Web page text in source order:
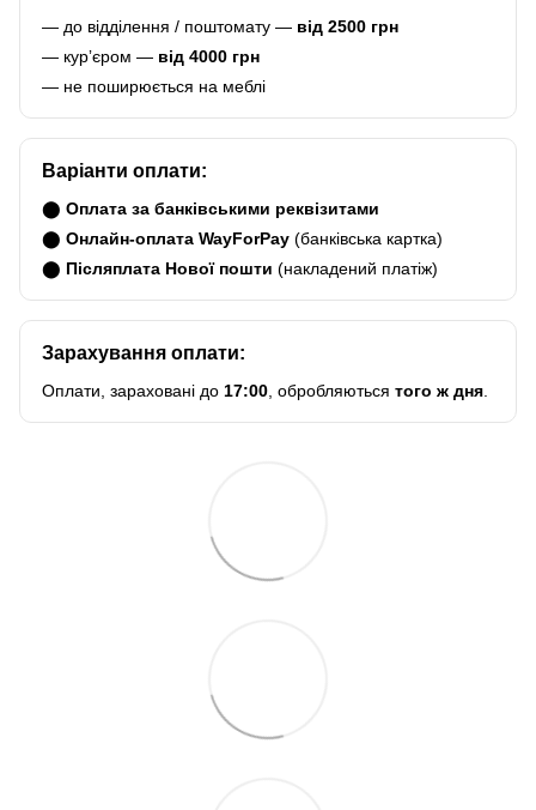
— до відділення / поштомату — від 2500 грн
— курʼєром — від 4000 грн
— не поширюється на меблі
Варіанти оплати:
⬤ Оплата за банківськими реквізитами
⬤ Онлайн-оплата WayForPay (банківська картка)
⬤ Післяплата Нової пошти (накладений платіж)
Зарахування оплати:
Оплати, зараховані до 17:00 , обробляються того ж дня